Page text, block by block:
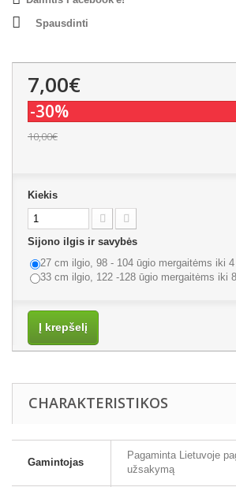
Spausdinti
7,00€
-30%
10,00€
Kiekis
Sijono ilgis ir savybės
27 cm ilgio, 98 - 104 ūgio mergaitėms iki
33 cm ilgio, 122 -128 ūgio mergaitėms iki
Į krepšelį
CHARAKTERISTIKOS
Gamintojas
Pagaminta Lietuvoje
užsakymą